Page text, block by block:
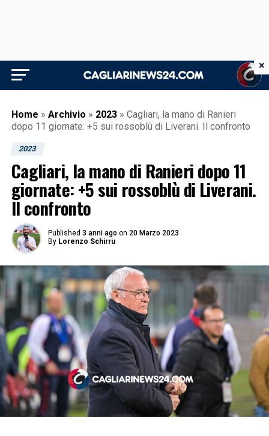
Home » Archivio » 2023 » Cagliari, la mano di Ranieri
dopo 11 giornate: +5 sui rossoblù di Liverani. Il confronto
2023
Cagliari, la mano di Ranieri dopo 11
giornate: +5 sui rossoblù di Liverani.
Il confronto
Published 3 anni ago on 20 Marzo 2023
By Lorenzo Schirru
×